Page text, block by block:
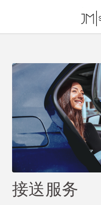
接送服务